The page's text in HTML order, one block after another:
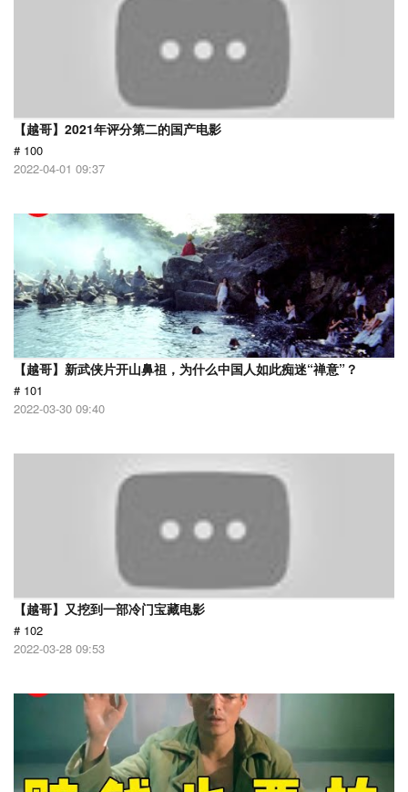
【越哥】2021年评分第二的国产电影
# 100
2022-04-01 09:37
【越哥】新武侠片开山鼻祖，为什么中国人如此痴迷“禅意”？
# 101
2022-03-30 09:40
【越哥】又挖到一部冷门宝藏电影
# 102
2022-03-28 09:53